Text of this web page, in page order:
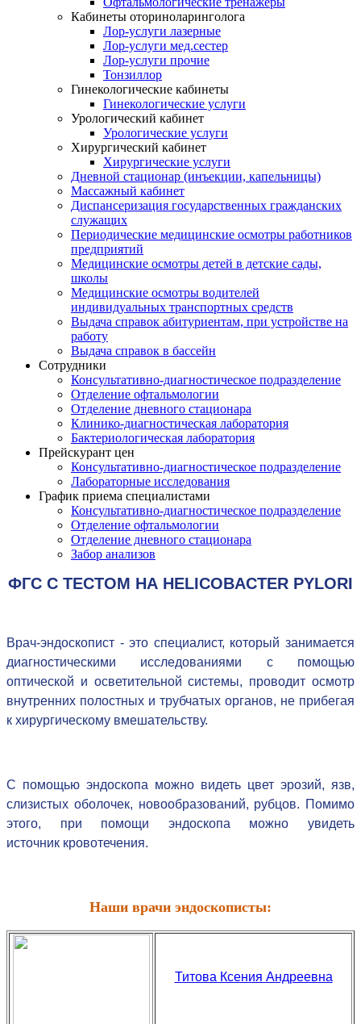
Кабинеты оториноларинголога
Лор-услуги лазерные
Лор-услуги мед.сестер
Лор-услуги прочие
Тонзиллор
Гинекологические кабинеты
Гинекологические услуги
Урологический кабинет
Урологические услуги
Хирургический кабинет
Хирургические услуги
Дневной стационар (инъекции, капельницы)
Массажный кабинет
Диспансеризация государственных гражданских
служащих
Периодические медицинские осмотры работников
предприятий
Медицинские осмотры детей в детские сады,
школы
Медицинские осмотры водителей
индивидуальных транспортных средств
Выдача справок абитуриентам, при устройстве на
работу
Выдача справок в бассейн
Сотрудники
Консультативно-диагностическое подразделение
Отделение офтальмологии
Отделение дневного стационара
Клинико-диагностическая лаборатория
Бактериологическая лаборатория
Прейскурант цен
Консультативно-диагностическое подразделение
Лабораторные исследования
График приема специалистами
Консультативно-диагностическое подразделение
Отделение офтальмологии
Отделение дневного стационара
Забор анализов
ФГС C ТЕСТОМ НА HELICOBACTER PYLORI
Врач-эндоскопист - это специалист, который занимается
диагностическими исследованиями с помощью
оптической и осветительной системы, проводит осмотр
внутренних полостных и трубчатых органов, не прибегая
к хирургическому вмешательству.
С помощью эндоскопа можно видеть цвет эрозий, язв,
слизистых оболочек, новообразований, рубцов. Помимо
этого, при помощи эндоскопа можно увидеть
источник кровотечения.
Наши врачи эндоскописты:
Титова Ксения Андреевна